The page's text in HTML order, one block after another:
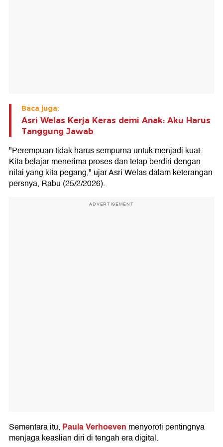
Baca juga:
Asri Welas Kerja Keras demi Anak: Aku Harus
Tanggung Jawab
"Perempuan tidak harus sempurna untuk menjadi kuat.
Kita belajar menerima proses dan tetap berdiri dengan
nilai yang kita pegang," ujar Asri Welas dalam keterangan
persnya, Rabu (25/2/2026).
ADVERTISEMENT
Sementara itu, Paula Verhoeven menyoroti pentingnya
menjaga keaslian diri di tengah era digital.